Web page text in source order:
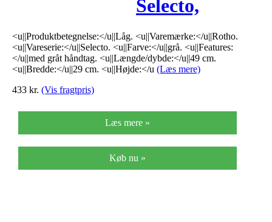
Selecto,
49x29x9cm,
grå, med gråt
håndtag
<u||Produktbetegnelse:</u||Låg. <u||Varemærke:</u||Rotho.
<u||Vareserie:</u||Selecto. <u||Farve:</u||grå. <u||Features:
</u||med gråt håndtag. <u||Længde/dybde:</u||49 cm.
<u||Bredde:</u||29 cm. <u||Højde:</u (Læs mere)
433 kr. (Vis fragtpris)
Læs mere »
Køb nu »